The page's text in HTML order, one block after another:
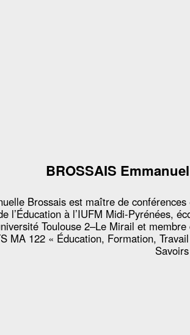
BROSSAIS
Brossais est maître de conférences
l’Éducation à l’IUFM Midi-Pyrénées,
Toulouse 2–Le Mirail et membre
MA 122 « Éducation, Formation,